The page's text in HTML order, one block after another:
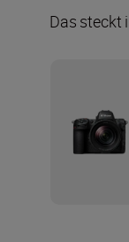
Das steckt